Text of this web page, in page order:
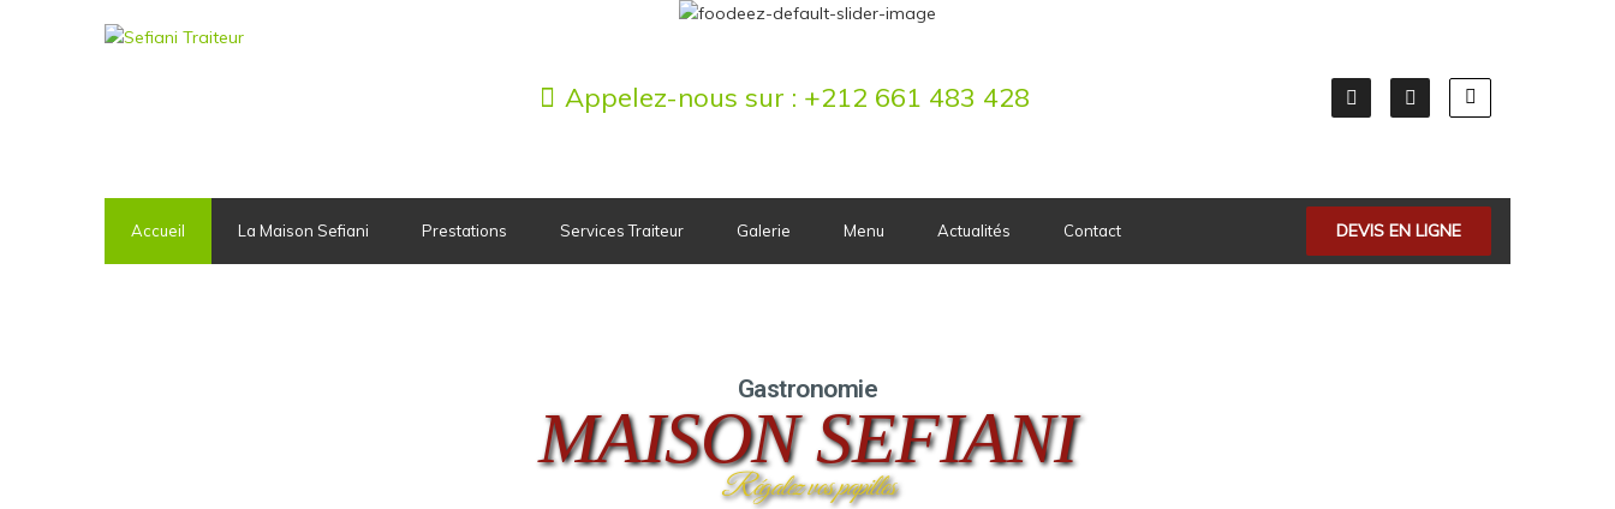
Appelez-nous sur : +212 661 483 428
Accueil La Maison Sefiani Prestations Services Traiteur Galerie Menu Actualités Contact DEVIS EN LIGNE
MAISON SEFIANI
Régalez vos papilles
Gastronomie